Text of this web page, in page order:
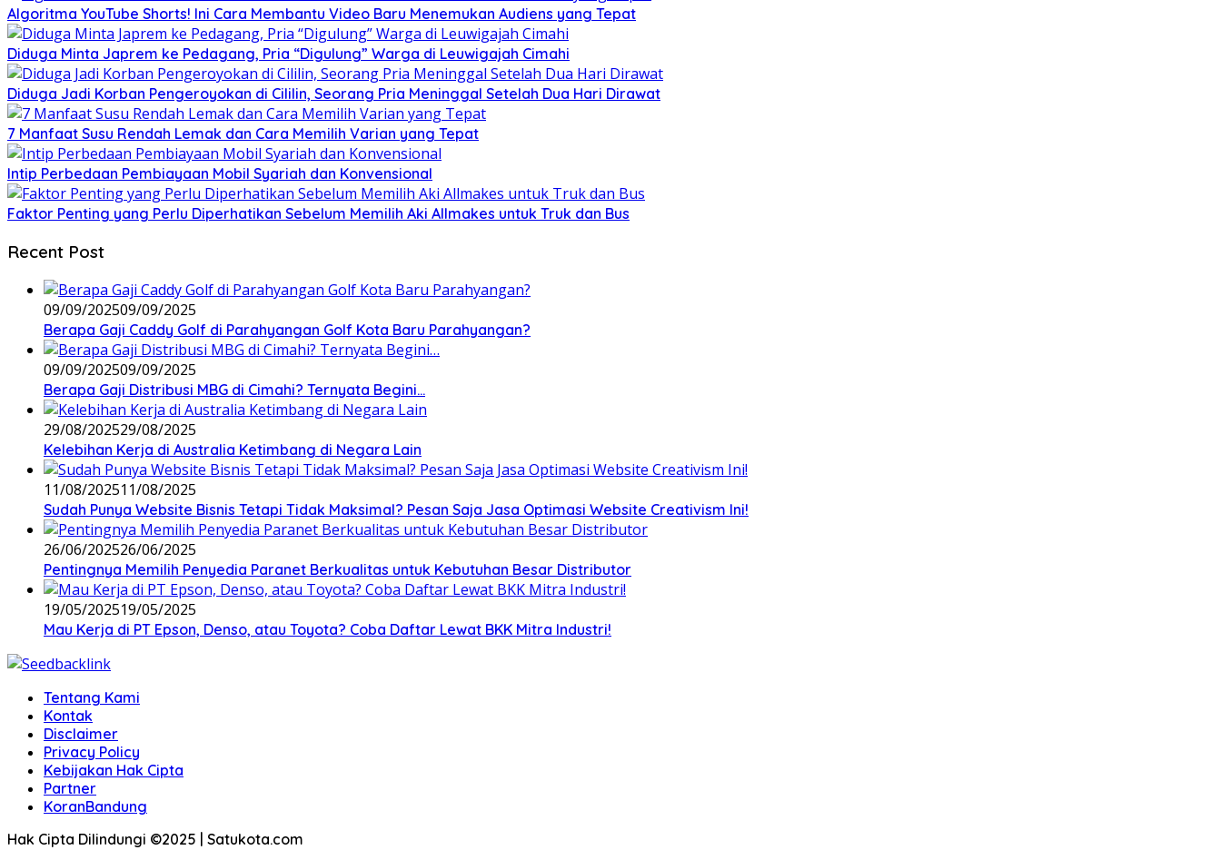
Algoritma YouTube Shorts! Ini Cara Membantu Video Baru Menemukan Audiens yang Tepat
Diduga Minta Japrem ke Pedagang, Pria “Digulung” Warga di Leuwigajah Cimahi
Diduga Jadi Korban Pengeroyokan di Cililin, Seorang Pria Meninggal Setelah Dua Hari Dirawat
7 Manfaat Susu Rendah Lemak dan Cara Memilih Varian yang Tepat
Intip Perbedaan Pembiayaan Mobil Syariah dan Konvensional
Faktor Penting yang Perlu Diperhatikan Sebelum Memilih Aki Allmakes untuk Truk dan Bus
Recent Post
09/09/202509/09/2025
Berapa Gaji Caddy Golf di Parahyangan Golf Kota Baru Parahyangan?
09/09/202509/09/2025
Berapa Gaji Distribusi MBG di Cimahi? Ternyata Begini…
29/08/202529/08/2025
Kelebihan Kerja di Australia Ketimbang di Negara Lain
11/08/202511/08/2025
Sudah Punya Website Bisnis Tetapi Tidak Maksimal? Pesan Saja Jasa Optimasi Website Creativism Ini!
26/06/202526/06/2025
Pentingnya Memilih Penyedia Paranet Berkualitas untuk Kebutuhan Besar Distributor
19/05/202519/05/2025
Mau Kerja di PT Epson, Denso, atau Toyota? Coba Daftar Lewat BKK Mitra Industri!
Tentang Kami
Kontak
Disclaimer
Privacy Policy
Kebijakan Hak Cipta
Partner
KoranBandung
Hak Cipta Dilindungi ©2025 | Satukota.com